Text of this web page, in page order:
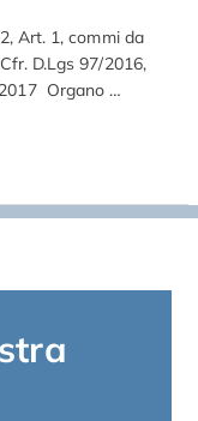
Art. 1, commi da
D.Lgs 97/2016,
Organo …